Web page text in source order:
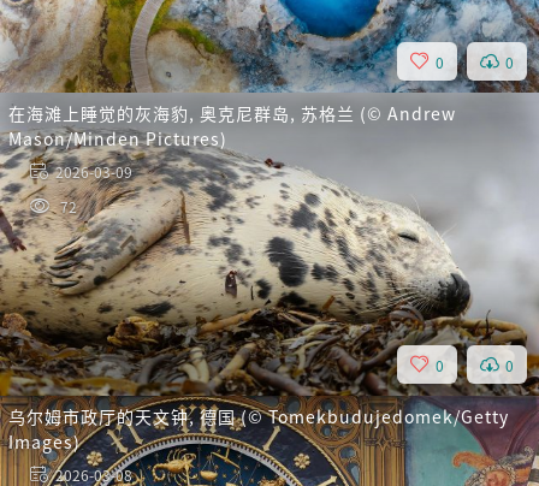
0 0
在海滩上睡觉的灰海豹, 奥克尼群岛, 苏格兰 (© Andrew
Mason/Minden Pictures)
2026-03-09
72
0 0
乌尔姆市政厅的天文钟, 德国 (© Tomekbudujedomek/Getty
Images)
2026-03-08